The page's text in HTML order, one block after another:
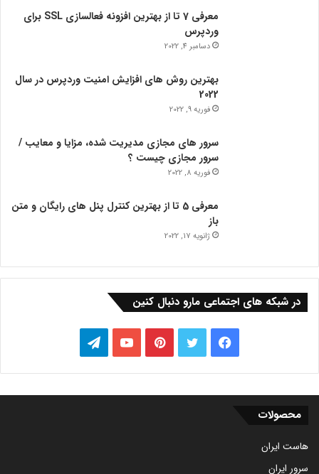
معرفی 7 تا از بهترین افزونه فعالسازی SSL برای
وردپرس
دسامبر 4, 2022
بهترین روش های افزایش امنیت وردپرس در سال
2022
فوریه 9, 2022
سرور های مجازی مدیریت شده، مزایا و معایب /
سرور مجازی چیست ؟
فوریه 8, 2022
معرفی 5 تا از بهترین کنترل پنل های رایگان و متن
باز
ژانویه 17, 2022
در شبکه های اجتماعی مارو دنبال کنین
فیس
بوک
توییتر‫پین‌ترستیوتیوبتلگرام
محصولات
هاست ایران
سرور ایران